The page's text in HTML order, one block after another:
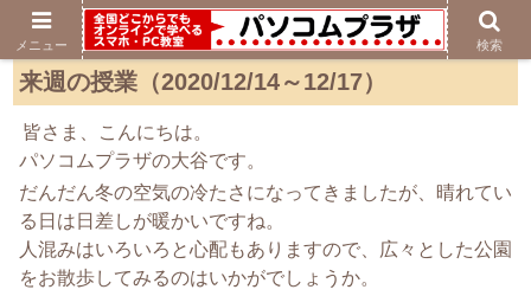
来週の授業（2020/12/14～12/17）
皆さま、こんにちは。
パソコムプラザの大谷です。
だんだん冬の空気の冷たさになってきましたが、晴れてい
る日は日差しが暖かいですね。
人混みはいろいろと心配もありますので、広々とした公園
をお散歩してみるのはいかがでしょうか。
メニュー 検索